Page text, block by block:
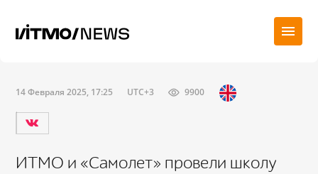
14 Февраля 2025, 17:25 UTC+3 9900
ИТМО и «Самолет» провели школу